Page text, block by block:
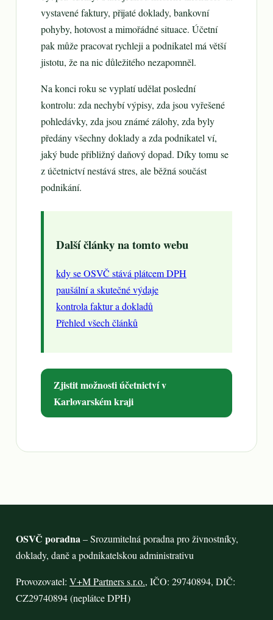
vystavené faktury, přijaté doklady, bankovní
pohyby, hotovost a mimořádné situace. Účetní
pak může pracovat rychleji a podnikatel má větší
jistotu, že na nic důležitého nezapomněl.
Na konci roku se vyplatí udělat poslední
kontrolu: zda nechybí výpisy, zda jsou vyřešené
pohledávky, zda jsou známé zálohy, zda byly
předány všechny doklady a zda podnikatel ví,
jaký bude přibližný daňový dopad. Díky tomu se
z účetnictví nestává stres, ale běžná součást
podnikání.
Další články na tomto webu
kdy se OSVČ stává plátcem DPH
paušální a skutečné výdaje
kontrola faktur a dokladů
Přehled všech článků
Zjistit možnosti účetnictví v
Karlovarském kraji
OSVČ poradna– Srozumitelná poradna pro živnostníky,
doklady, daně a podnikatelskou administrativu
Provozovatel: V+M Partners s.r.o., IČO: 29740894, DIČ:
CZ29740894 (neplátce DPH)